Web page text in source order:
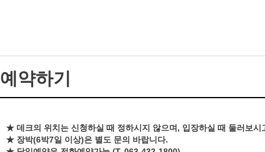
예약하기
★ 데크의 위치는 신청하실 때 정하시지 않으며, 입장하실 때 둘러보시
★ 장박(6박7일 이상)은 별도 문의 바랍니다.